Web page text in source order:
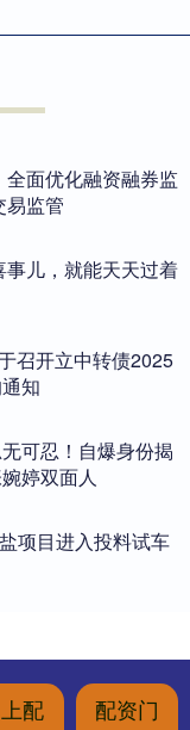
面优化融资融券监
易监管
儿，就能天天过着
召开立中转债2025
知
可忍！自爆身份揭
婷双面人
项目进入投料试车
配
配资门